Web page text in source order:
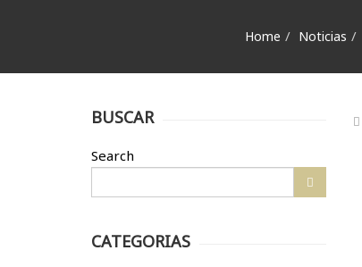
Home Noticias
BUSCAR
Search
CATEGORIAS